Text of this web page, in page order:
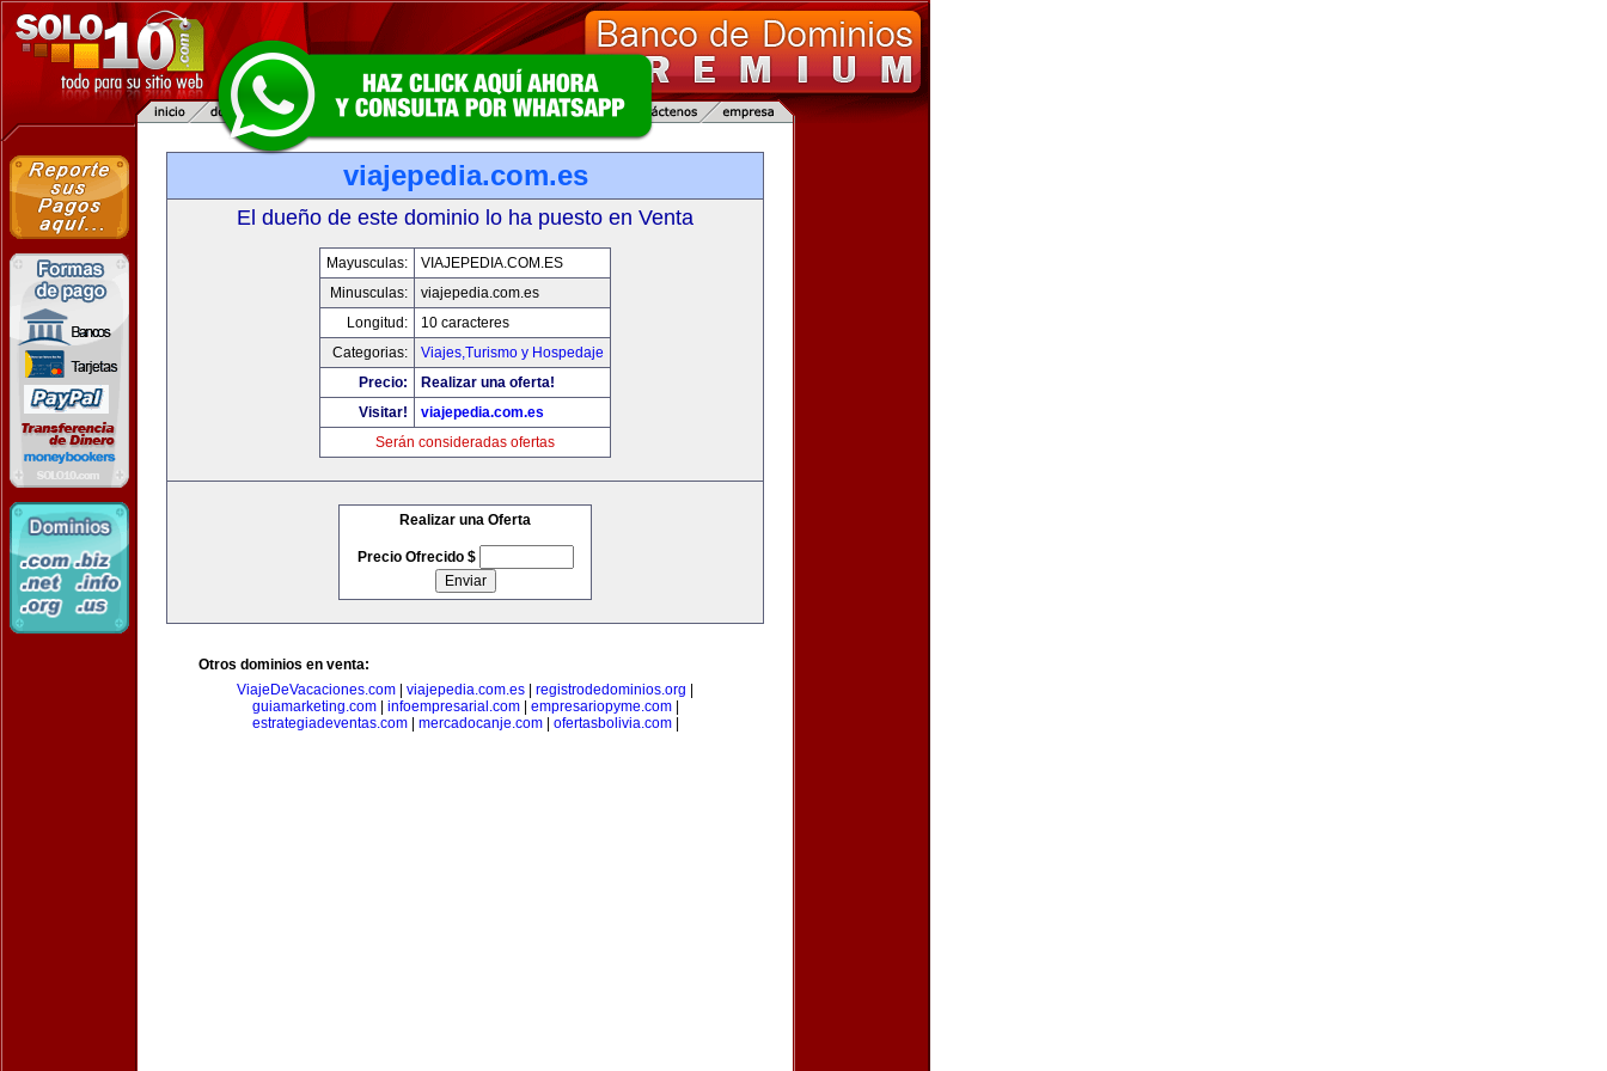
viajepedia.com.es
El dueño de este dominio lo ha puesto en Venta
Mayusculas:
VIAJEPEDIA.COM.ES
Minusculas:
viajepedia.com.es
Longitud:
10 caracteres
Categorias:
Viajes,Turismo y Hospedaje
Precio:
Realizar una oferta!
Visitar!
viajepedia.com.es
Serán consideradas ofertas
Realizar una Oferta
Precio Ofrecido $
Otros dominios en venta:
ViajeDeVacaciones.com
viajepedia.com.es registrodedominios.org
guiamarketing.com| infoempresarial.com| empresariopyme.com|
estrategiadeventas.com| mercadocanje.com| ofertasbolivia.com|